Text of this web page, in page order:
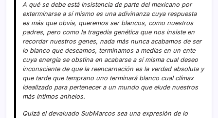
A qué se debe está insistencia de parte del mexicano por
exterminarse a sí­ mismo es una adivinanza cuya respuesta
es más que obvia, queremos ser blancos, como nuestros
padres, pero como la tragedia genética que nos insiste en
recordar nuestros genes, nada más nunca acabamos de ser
lo blanco que deseamos, terminamos a medias en un ente
cuya energí­a se obstina en acabarse a sí­ misma cual deseo
inconsciente de que la reencarnación es la verdad absoluta y
que tarde que temprano uno terminará blanco cual clí­max
idealizado para pertenecer a un mundo que elude nuestros
más í­ntimos anhelos.
Quizá el devaluado SubMarcos sea una expresión de lo